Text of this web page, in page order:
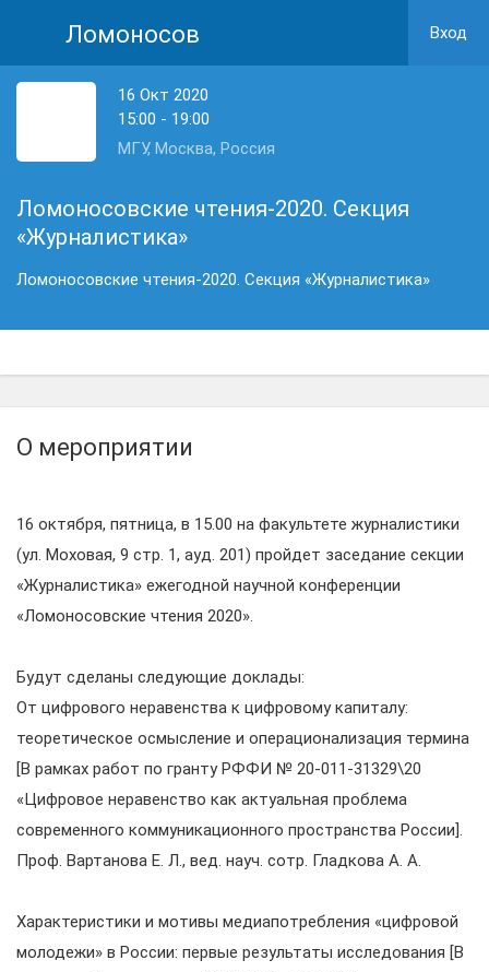
Ломоносов Вход
16 Окт 2020
15:00 - 19:00
МГУ, Москва, Россия
Ломоносовские чтения-2020. Секция
«Журналистика»
Ломоносовские чтения-2020. Секция «Журналистика»
О мероприятии
16 октября, пятница, в 15.00 на факультете журналистики
(ул. Моховая, 9 стр. 1, ауд. 201) пройдет заседание секции
«Журналистика» ежегодной научной конференции
«Ломоносовские чтения 2020».
Будут сделаны следующие доклады:
От цифрового неравенства к цифровому капиталу:
теоретическое осмысление и операционализация термина
[В рамках работ по гранту РФФИ № 20-011-31329\20
«Цифровое неравенство как актуальная проблема
современного коммуникационного пространства России].
Проф. Вартанова Е. Л., вед. науч. сотр. Гладкова А. А.
Характеристики и мотивы медиапотребления «цифровой
молодежи» в России: первые результаты исследования [В